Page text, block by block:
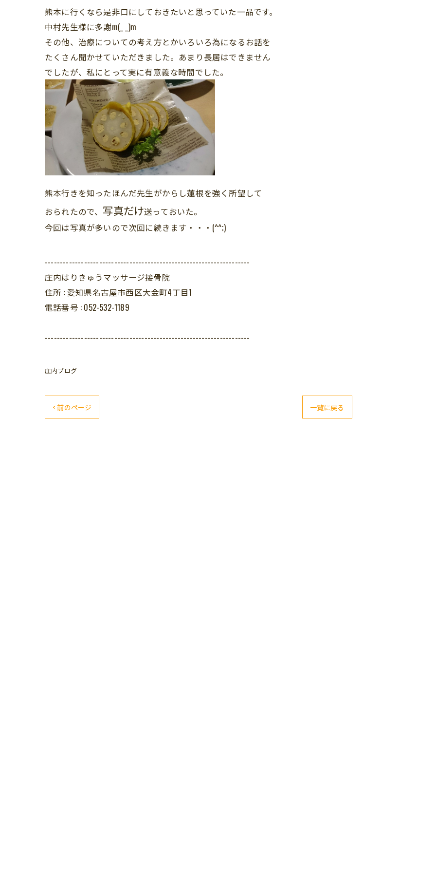
熊本に行くなら是非口にしておきたいと思っていた一品です。
中村先生様に多謝m(_ _)m
その他、治療についての考え方とかいろいろ為になるお話を
たくさん聞かせていただきました。あまり長居はできません
でしたが、私にとって実に有意義な時間でした。
熊本行きを知ったほんだ先生がからし蓮根を強く所望して
おられたので、 写真だけ送っておいた。
今回は写真が多いので次回に続きます・・・(^^;)
--------------------------------------------------------------------
庄内はりきゅうマッサージ接骨院
住所 : 愛知県名古屋市西区大金町4丁目1
電話番号 : 052-532-1189
--------------------------------------------------------------------
庄内ブログ
< 前のページ 一覧に戻る